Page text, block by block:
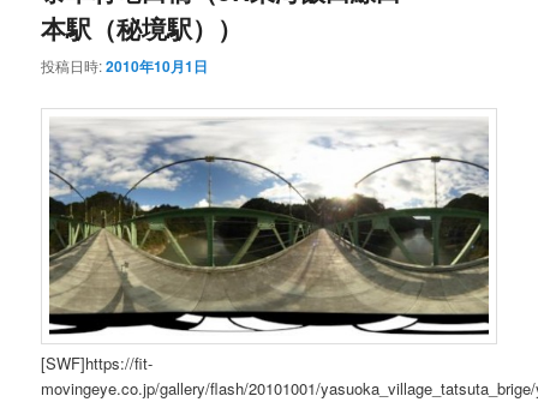
本駅（秘境駅））
投稿日時:2010年10月1日
[SWF]https://fit-
movingeye.co.jp/gallery/flash/20101001/